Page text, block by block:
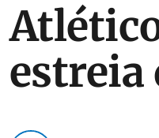
estreia